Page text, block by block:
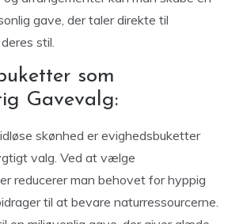
gave, der taler direkte til
stil.
som
Gavevalg:
skønhed er evighedsbuketter
valg. Ved at vælge
reducerer man behovet for hyppig
til at bevare naturressourcerne.